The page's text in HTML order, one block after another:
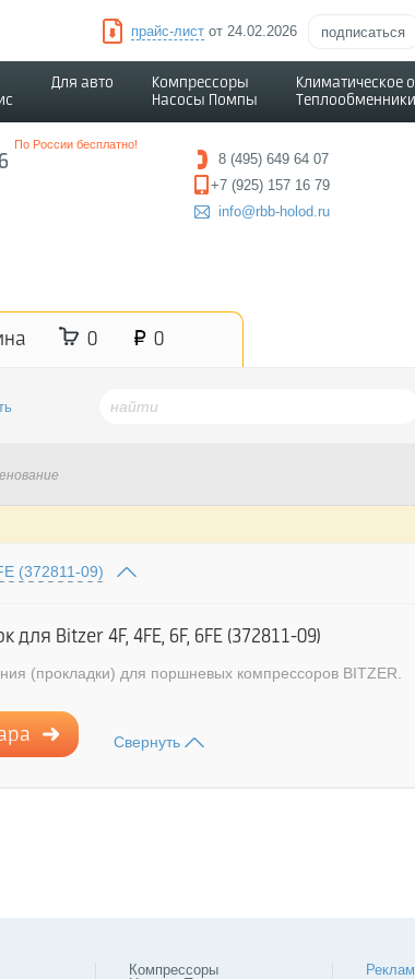
прайс-листот 24.02.2026 подписаться
Для авто
Компрессоры
Насосы Помпы
Климатическое
Теплообменники
По России бесплатно!
8 (495) 649 64 07
+7 (925) 157 16 79
info@rbb-holod.ru
0 0
(372811-09)
Bitzer 4F, 4FE, 6F, 6FE (372811-09)
(прокладки) для поршневых компрессоров BITZER.
Свернуть
Компрессоры